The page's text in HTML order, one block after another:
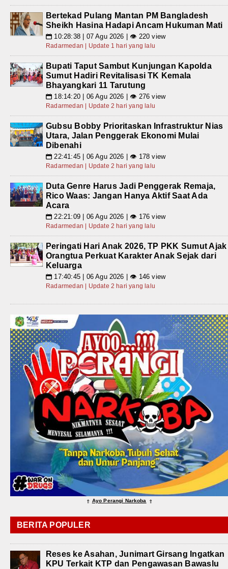
Bertekad Pulang Mantan PM Bangladesh
Sheikh Hasina Hadapi Ancam Hukuman Mati
📅 10:28:38 | 07 Agu 2026 | 👁 220 view
Radarmedan | Update 1 hari yang lalu
Bupati Taput Sambut Kunjungan Kapolda
Sumut Hadiri Revitalisasi TK Kemala
Bhayangkari 11 Tarutung
📅 18:14:20 | 06 Agu 2026 | 👁 276 view
Radarmedan | Update 2 hari yang lalu
Gubsu Bobby Prioritaskan Infrastruktur Nias
Utara, Jalan Penggerak Ekonomi Mulai
Dibenahi
📅 22:41:45 | 06 Agu 2026 | 👁 178 view
Radarmedan | Update 2 hari yang lalu
Duta Genre Harus Jadi Penggerak Remaja,
Rico Waas: Jangan Hanya Aktif Saat Ada
Acara
📅 22:21:09 | 06 Agu 2026 | 👁 176 view
Radarmedan | Update 2 hari yang lalu
Peringati Hari Anak 2026, TP PKK Sumut Ajak
Orangtua Perkuat Karakter Anak Sejak dari
Keluarga
📅 17:40:45 | 06 Agu 2026 | 👁 146 view
Radarmedan | Update 2 hari yang lalu
⇑ Ayo Perangi Narkoba ⇑
BERITA POPULER
Reses ke Asahan, Junimart Girsang Ingatkan
KPU Terkait KTP dan Pengawasan Bawaslu